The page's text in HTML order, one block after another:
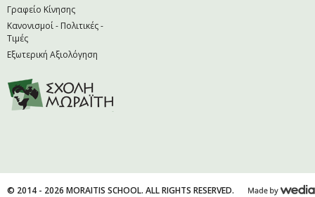
Γραφείο Κίνησης
Κανονισμοί - Πολιτικές -
Τιμές
Εξωτερική Αξιολόγηση
© 2014 - 2026 MORAITIS SCHOOL. ALL RIGHTS RESERVED.